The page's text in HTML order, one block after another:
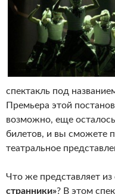
спектакль под
Премьера этой
возможно, еще
билетов, и вы сможете
театральное
Что же представляет из
странники»? В этом